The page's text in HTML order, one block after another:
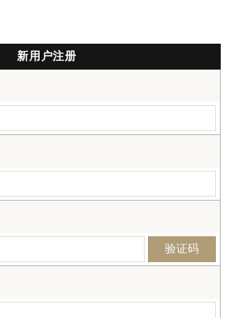
新用户注册
验证码